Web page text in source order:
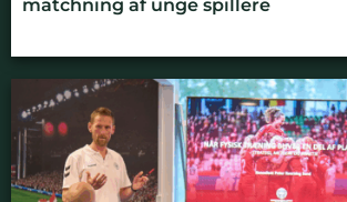
matchning af unge spillere